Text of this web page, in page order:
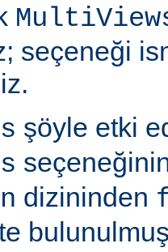
seçeneği
şöyle etki
dizininden